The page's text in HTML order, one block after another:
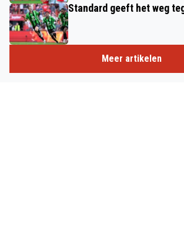
Standard geeft het weg
Meer artikelen